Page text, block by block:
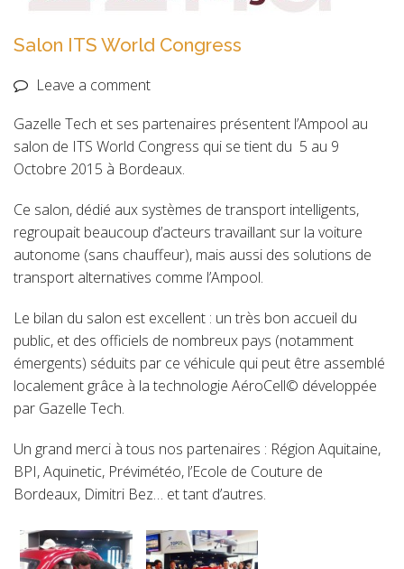
Salon ITS World Congress
Leave a comment
Gazelle Tech et ses partenaires présentent l’Ampool au
salon de ITS World Congress qui se tient du 5 au 9
Octobre 2015 à Bordeaux.
Ce salon, dédié aux systèmes de transport intelligents,
regroupait beaucoup d’acteurs travaillant sur la voiture
autonome (sans chauffeur), mais aussi des solutions de
transport alternatives comme l’Ampool.
Le bilan du salon est excellent : un très bon accueil du
public, et des officiels de nombreux pays (notamment
émergents) séduits par ce véhicule qui peut être assemblé
localement grâce à la technologie AéroCell© développée
par Gazelle Tech.
Un grand merci à tous nos partenaires : Région Aquitaine,
BPI, Aquinetic, Prévimétéo, l’Ecole de Couture de
Bordeaux, Dimitri Bez… et tant d’autres.